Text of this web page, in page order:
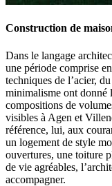
Construction de
Dans le langage
une période comprise
techniques de l’acier,
minimalisme ont donné
compositions de
visibles à Agen et
référence, lui, aux
un logement de style
ouvertures, une toiture
de vie agréables,
accompagner.